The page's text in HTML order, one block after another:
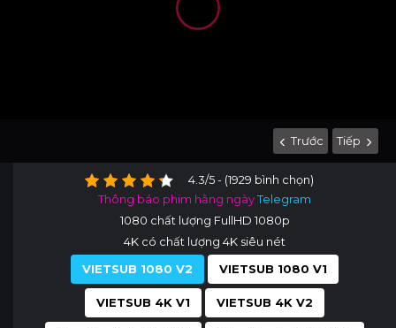
Trước Tiếp
4.3/5 - (1929 bình chọn)
Thông báo phim hằng ngàyTelegram
1080 chất lượng FullHD 1080p
4K có chất lượng 4K siêu nét
VIETSUB 1080 V2
VIETSUB 1080 V1
VIETSUB 4K V1 VIETSUB 4K V2